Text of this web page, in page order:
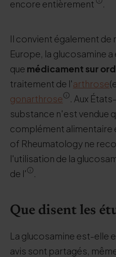
encore entièrement
.
Il convient également de
Europe, la glucosamine
que médicament sur
traitement de l'arthrose
gonarthrose
. Aux
substance n'est vendue
complément alimentaire
of Rheumatology ne
l'utilisation de la
de l'
.
Que disent les
La glucosamine est-elle
avis sont partagés,